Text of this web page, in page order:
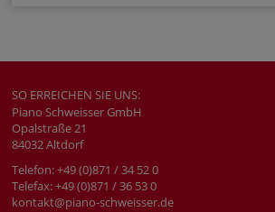
SO ERREICHEN SIE UNS:
Piano Schweisser GmbH
Opalstraße 21
84032 Altdorf
Telefon: +49 (0)871 / 34 52 0
Telefax: +49 (0)871 / 36 53 0
kontakt@piano-schweisser.de